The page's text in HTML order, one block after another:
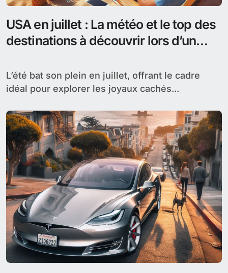
USA en juillet : La météo et le top des
destinations à découvrir lors d’un
L’été bat son plein en juillet, offrant le cadre
idéal pour explorer les joyaux cachés...